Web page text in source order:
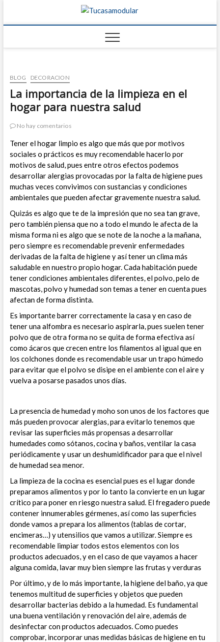
FABRICANTES DE
BLOG DECORACION
La importancia de la limpieza en el
hogar para nuestra salud
No hay comentarios
Tener el hogar limpio es algo que más que por motivos
sociales o prácticos es muy recomendable hacerlo por
motivos de salud, pues entre otros efectos podemos
desarrollar alergias provocadas por la falta de higiene pues
muchas veces convivimos con sustancias y condiciones
ambientales que pueden afectar gravemente nuestra salud.
Quizás es algo que te de la impresión que no sea tan grave,
pero también piensa que no a todo el mundo le afecta de la
misma forma ni es algo que se note de la noche a la mañana,
pero siempre es recomendable prevenir enfermedades
derivadas de la falta de higiene y así tener un clima más
saludable en nuestro propio hogar.Cada habitación puede
tener condiciones ambientales diferentes, el polvo, pelo de
mascotas, polvo y humedad son temas a tener en cuenta pues
afectan de forma distinta.
Es importante barrer correctamente la casa y en caso de
tener una alfombra es necesario aspirarla, pues suelen tener
polvo que de otra forma no se quita de forma efectiva así
como ácaros que crecen entre los filamentos al igual que en
los colchones donde es recomendable usar un trapo húmedo
para evitar que el polvo se disipe en el ambiente con el aire y
vuelva a posarse pasados unos días.
La presencia de humedad y moho son unos de los factores que
más pueden provocar alergias, para evitarlo tenemos que
revisar las superficies más propensas a desarrollar
humedades como sótanos, cocina y baños, ventilar la casa
periódicamente y usar un deshumidificador para que el nivel
de humedad sea menor.
La limpieza de la cocina es esencial pues es el lugar donde
preparamos alimentos y por lo tanto la convierte en un lugar
crítico para poner en riesgo nuestra salud. El fregadero puede
contener innumerables gérmenes, así como las superficies
donde vamos a prepara los alimentos (tablas de cortar,
encimeras…) y utensilios que vamos a utilizar. Siempre es
recomendable limpiar todos estos elementos con los
productos adecuados, y en el caso de que vayamos a hacer
alguna comida, lavar muy bien siempre las frutas y verduras
Por último, y de lo más importante, la higiene del baño, ya que
tenemos multitud de superficies y objetos que pueden
desarrollar bacterias debido a la humedad. Es fundamental
una buena ventilación y renovación del aire, además de
desinfectar con productos adecuados. Como puedes
comprobar, incorporar unas medidas básicas de higiene en tu